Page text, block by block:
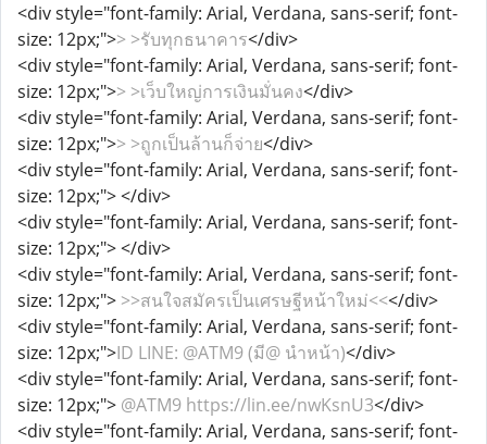
<div style="font-family: Arial, Verdana, sans-serif; font-
size: 12px;">> >รับทุกธนาคาร</div>
<div style="font-family: Arial, Verdana, sans-serif; font-
size: 12px;">> >เว็บใหญ่การเงินมั่นคง</div>
<div style="font-family: Arial, Verdana, sans-serif; font-
size: 12px;">> >ถูกเป็นล้านก็จ่าย</div>
<div style="font-family: Arial, Verdana, sans-serif; font-
size: 12px;"></div>
<div style="font-family: Arial, Verdana, sans-serif; font-
size: 12px;"></div>
<div style="font-family: Arial, Verdana, sans-serif; font-
size: 12px;"> >>สนใจสมัครเป็นเศรษฐีหน้าใหม่<<</div>
<div style="font-family: Arial, Verdana, sans-serif; font-
size: 12px;">ID LINE: @ATM9 (มี@ นำหน้า)</div>
<div style="font-family: Arial, Verdana, sans-serif; font-
size: 12px;"> @ATM9 https://lin.ee/nwKsnU3</div>
<div style="font-family: Arial, Verdana, sans-serif; font-